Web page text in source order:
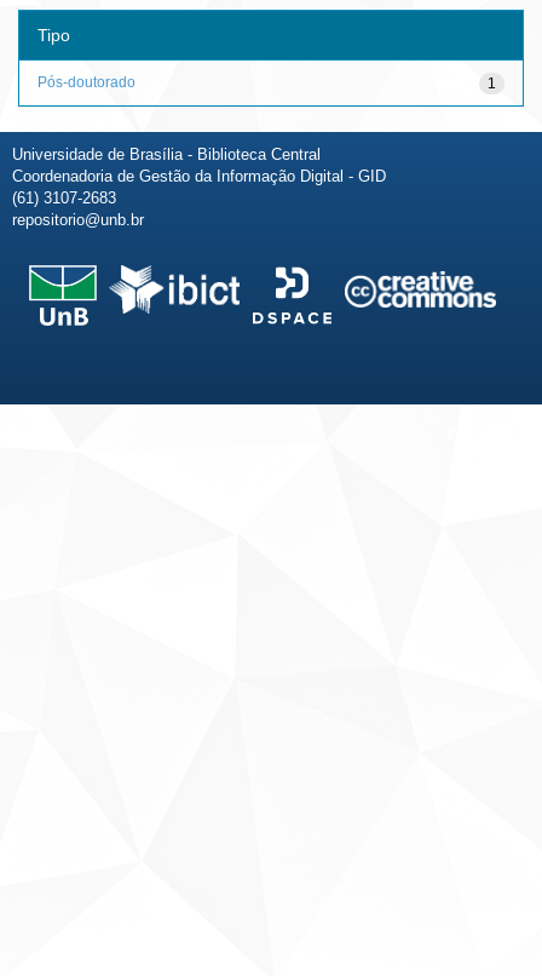
Tipo
1
Pós-doutorado
Universidade de Brasília - Biblioteca Central
Coordenadoria de Gestão da Informação Digital - GID
(61) 3107-2683
repositorio@unb.br